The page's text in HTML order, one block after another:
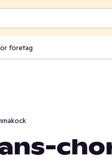
företag